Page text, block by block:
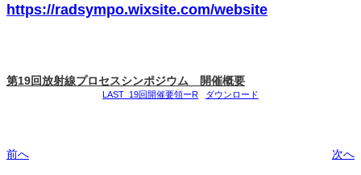
https://radsympo.wixsite.com/website
第19回放射線プロセスシンポジウム 開催概要
LAST_19回開催要領ーR ダウンロード
前へ 次へ